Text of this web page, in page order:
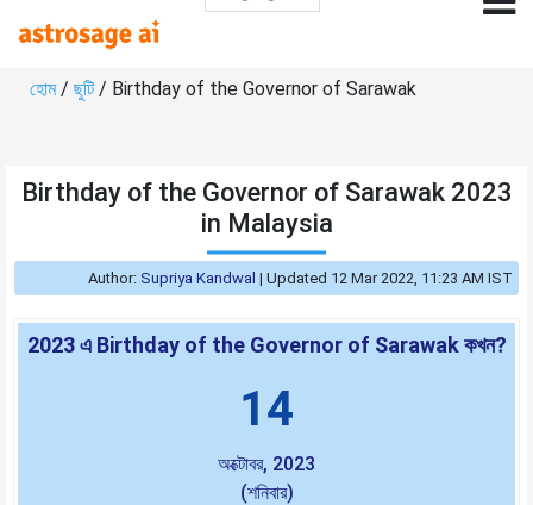
হোম / ছুটি / Birthday of the Governor of Sarawak
Birthday of the Governor of Sarawak 2023
in Malaysia
Author: Supriya Kandwal | Updated 12 Mar 2022, 11:23 AM IST
2023 এ Birthday of the Governor of Sarawak কখন?
14
অক্টোবর, 2023
(শনিবার)